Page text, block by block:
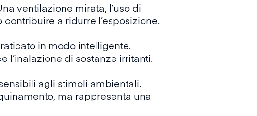
ventilazione mirata, l’uso di
a ridurre l’esposizione.
in modo intelligente.
l’inalazione di sostanze irritanti.
agli stimoli ambientali.
ma rappresenta una